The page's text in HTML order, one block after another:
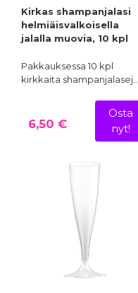
Kirkas shampanjalasi
helmiäisvalkoisella
jalalla muovia, 10 kpl
Pakkauksessa 10 kpl
kirkkaita shampanjalasej…
6,50 €
Osta
nyt!